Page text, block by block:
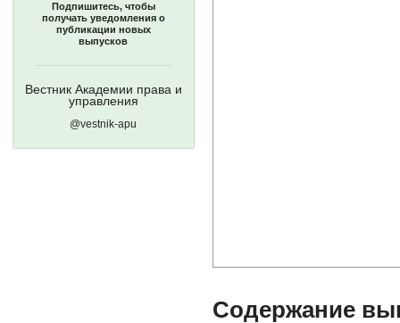
Подпишитесь, чтобы
получать уведомления о
публикации новых
выпусков
Вестник Академии права и
управления
@vestnik-apu
Содержание